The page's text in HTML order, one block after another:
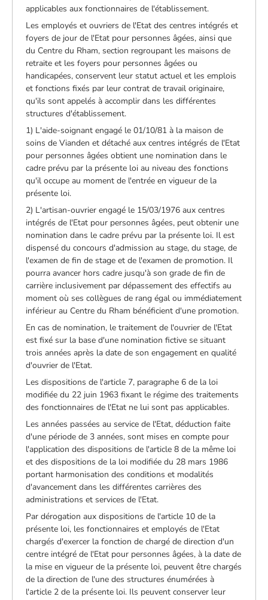
applicables aux fonctionnaires de l'établissement.
Les employés et ouvriers de l'Etat des centres intégrés et
foyers de jour de l'Etat pour personnes âgées, ainsi que
du Centre du Rham, section regroupant les maisons de
retraite et les foyers pour personnes âgées ou
handicapées, conservent leur statut actuel et les emplois
et fonctions fixés par leur contrat de travail originaire,
qu'ils sont appelés à accomplir dans les différentes
structures d'établissement.
1) L'aide-soignant engagé le 01/10/81 à la maison de
soins de Vianden et détaché aux centres intégrés de l'Etat
pour personnes âgées obtient une nomination dans le
cadre prévu par la présente loi au niveau des fonctions
qu'il occupe au moment de l'entrée en vigueur de la
présente loi.
2) L'artisan-ouvrier engagé le 15/03/1976 aux centres
intégrés de l'Etat pour personnes âgées, peut obtenir une
nomination dans le cadre prévu par la présente loi. Il est
dispensé du concours d'admission au stage, du stage, de
l'examen de fin de stage et de l'examen de promotion. Il
pourra avancer hors cadre jusqu'à son grade de fin de
carrière inclusivement par dépassement des effectifs au
moment où ses collègues de rang égal ou immédiatement
inférieur au Centre du Rham bénéficient d'une promotion.
En cas de nomination, le traitement de l'ouvrier de l'Etat
est fixé sur la base d'une nomination fictive se situant
trois années après la date de son engagement en qualité
d'ouvrier de l'Etat.
Les dispositions de l'article 7, paragraphe 6 de la loi
modifiée du 22 juin 1963 fixant le régime des traitements
des fonctionnaires de l'Etat ne lui sont pas applicables.
Les années passées au service de l'Etat, déduction faite
d'une période de 3 années, sont mises en compte pour
l'application des dispositions de l'article 8 de la même loi
et des dispositions de la loi modifiée du 28 mars 1986
portant harmonisation des conditions et modalités
d'avancement dans les différentes carrières des
administrations et services de l'Etat.
Par dérogation aux dispositions de l'article 10 de la
présente loi, les fonctionnaires et employés de l'Etat
chargés d'exercer la fonction de chargé de direction d'un
centre intégré de l'Etat pour personnes âgées, à la date de
la mise en vigueur de la présente loi, peuvent être chargés
de la direction de l'une des structures énumérées à
l'article 2 de la présente loi. Ils peuvent conserver leur